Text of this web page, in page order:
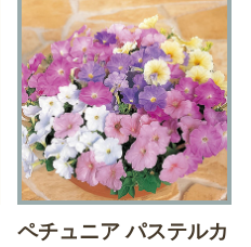
ペチュニア パステルカ